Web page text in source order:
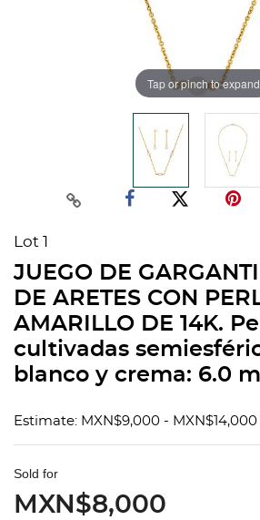
Tap or pinch to expand
Lot 1
JUEGO DE
DE ARETES CON
AMARILLO DE 14K.
cultivadas
blanco y crema: 6.0
Estimate: MXN$9,000 - MXN$14,000
Sold for
MXN$8,000